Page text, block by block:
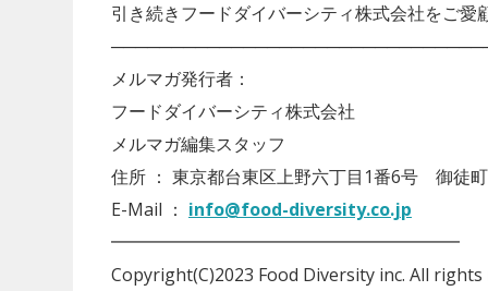
引き続きフードダイバーシティ株式会社をご愛
メルマガ発行者：
フードダイバーシティ株式会社
メルマガ編集スタッフ
住所 ： 東京都台東区上野六丁目1番6号 御徒
E-Mail ： info@food-diversity.co.jp
━━━━━━━━━━━━━━━━━━━━
Copyright(C)2023 Food Diversity inc. All rights